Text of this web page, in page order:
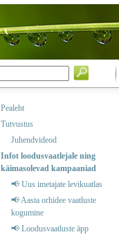
Pealeht
Tutvustus
Juhendvideod
Infot loodusvaatlejale ning
käimasolevad kampaaniad
📢 Uus imetajate levikuatlas
📢 Aasta orhidee vaatluste
kogumine
📢 Loodusvaatluste äpp